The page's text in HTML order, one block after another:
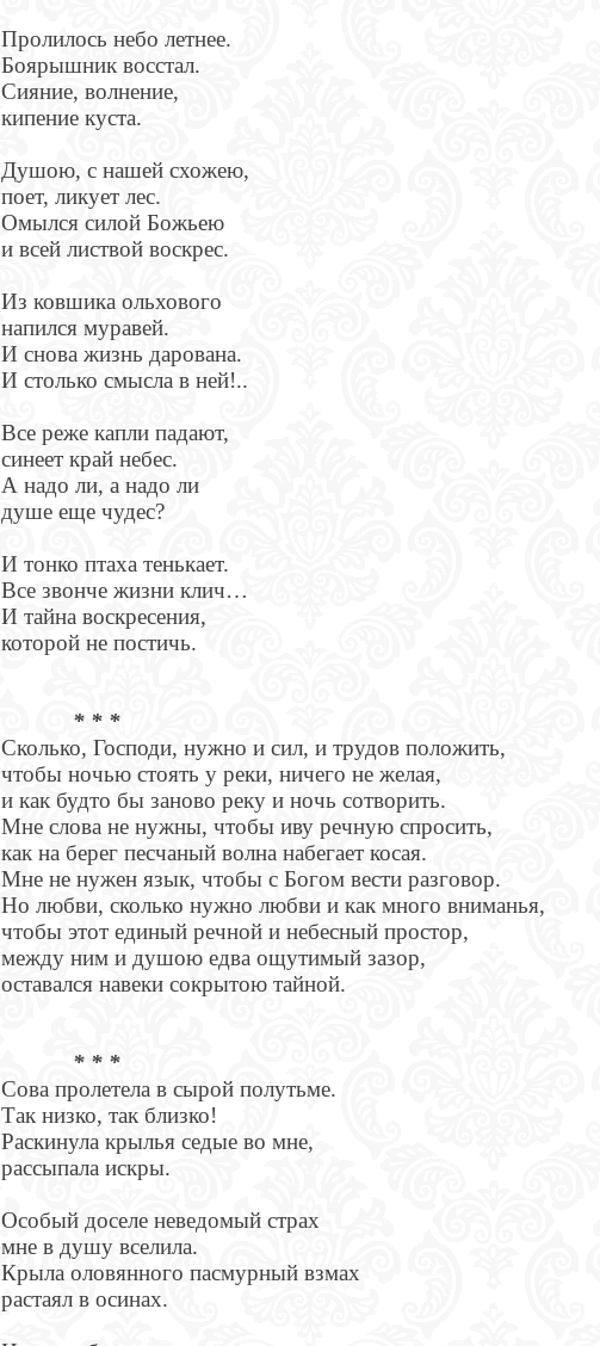
Пролилось небо летнее.
Боярышник восстал.
Сияние, волнение,
кипение куста.
Душою, с нашей схожею,
поет, ликует лес.
Омылся силой Божьею
и всей листвой воскрес.
Из ковшика ольхового
напился муравей.
И снова жизнь дарована.
И столько смысла в ней!..
Все реже капли падают,
синеет край небес.
А надо ли, а надо ли
душе еще чудес?
И тонко птаха тенькает.
Все звонче жизни клич…
И тайна воскресения,
которой не постичь.
* * *
Сколько, Господи, нужно и сил, и трудов положить,
чтобы ночью стоять у реки, ничего не желая,
и как будто бы заново реку и ночь сотворить.
Мне слова не нужны, чтобы иву речную спросить,
как на берег песчаный волна набегает косая.
Мне не нужен язык, чтобы с Богом вести разговор.
Но любви, сколько нужно любви и как много вниманья,
чтобы этот единый речной и небесный простор,
между ним и душою едва ощутимый зазор,
оставался навеки сокрытою тайной.
* * *
Сова пролетела в сырой полутьме.
Так низко, так близко!
Раскинула крылья седые во мне,
рассыпала искры.
Особый доселе неведомый страх
мне в душу вселила.
Крыла оловянного пасмурный взмах
растаял в осинах.